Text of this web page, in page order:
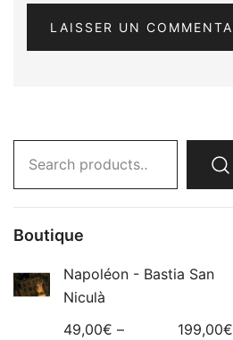
for:
Boutique
Napoléon - Bastia San
Niculà
49,00€ – 199,00€